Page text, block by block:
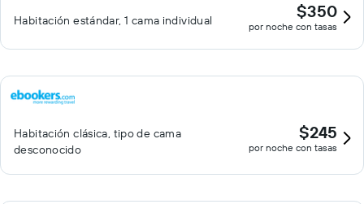
Habitación estándar, 1 cama individual $350
por noche con tasas
Habitación clásica, tipo de cama
desconocido
$245
por noche con tasas